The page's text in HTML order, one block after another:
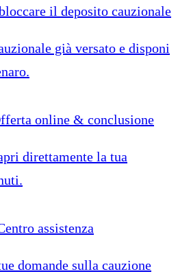
il deposito cauzionale
già versato e disponi
online & conclusione
direttamente la tua
assistenza
domande sulla cauzione